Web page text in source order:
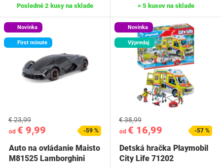
Posledné 2 kusy na sklade > 5 kusov na sklade
Novinka
First minute
od € 9,99
€ 23,99
-59 %
Auto na ovládanie Maisto
‎M81525 Lamborghini
Novinka
Výpredaj
od € 16,99
€ 38,99
-57 %
Detská hračka Playmobil
City Life 71202